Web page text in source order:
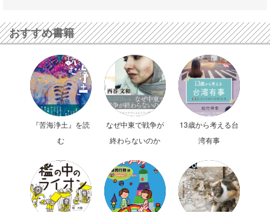
おすすめ書籍
『苦海浄土』を読
む
なぜ中東で戦争が
終わらないのか
13歳から考える台
湾有事